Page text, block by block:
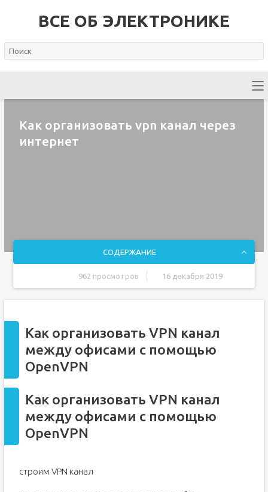
ВСЕ ОБ ЭЛЕКТРОНИКЕ
Как организовать vpn канал через
интернет
СОДЕРЖАНИЕ
962 просмотров 16 декабря 2019
Network N_B1 содержит:
Network N_B2 содержит:
Организация VPN каналов между офисами при помощи
OpenVPN.
Топология сети.
Как организовать VPN канал
между офисами с помощью
OpenVPN
Как организовать VPN канал
между офисами с помощью
OpenVPN
строим VPN канал